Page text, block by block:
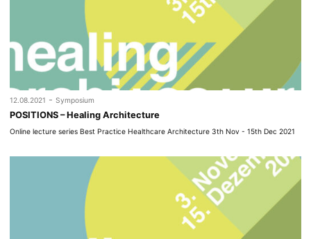
12.08.2021 - Symposium
POSITIONS – Healing Architecture
Online lecture series Best Practice Healthcare Architecture 3th Nov - 15th Dec 2021